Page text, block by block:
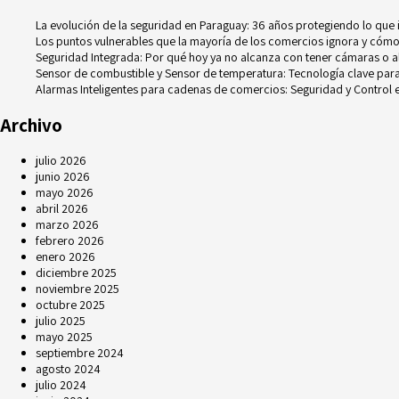
La evolución de la seguridad en Paraguay: 36 años protegiendo lo
Los puntos vulnerables que la mayoría de los comercios ignora y
Seguridad Integrada: Por qué hoy ya no alcanza con tener cámaras o
Sensor de combustible y Sensor de temperatura: Tecnología clave
Alarmas Inteligentes para cadenas de comercios: Seguridad y Control
Archivo
julio 2026
junio 2026
mayo 2026
abril 2026
marzo 2026
febrero 2026
enero 2026
diciembre 2025
noviembre 2025
octubre 2025
julio 2025
mayo 2025
septiembre 2024
agosto 2024
julio 2024